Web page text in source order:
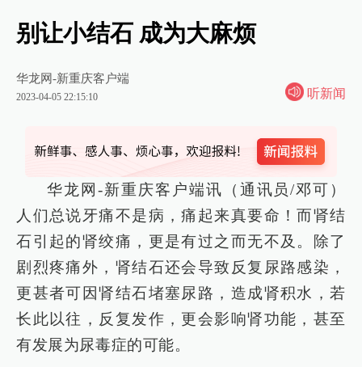
别让小结石 成为大麻烦
华龙网-新重庆客户端
2023-04-05 22:15:10 听新闻
华龙网-新重庆客户端讯（通讯员/邓可）
人们总说牙痛不是病，痛起来真要命！而肾结
石引起的肾绞痛，更是有过之而无不及。除了
剧烈疼痛外，肾结石还会导致反复尿路感染，
更甚者可因肾结石堵塞尿路，造成肾积水，若
长此以往，反复发作，更会影响肾功能，甚至
有发展为尿毒症的可能。